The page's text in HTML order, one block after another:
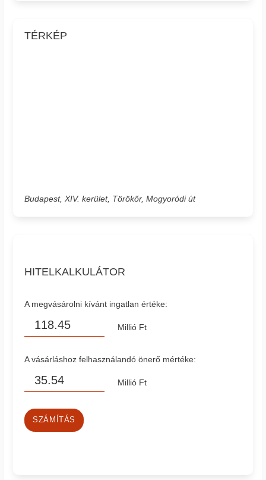
TÉRKÉP
Budapest, XIV. kerület, Törökőr, Mogyoródi út
HITELKALKULÁTOR
A megvásárolni kívánt ingatlan értéke:
Millió Ft
A vásárláshoz felhasználandó önerő mértéke:
Millió Ft
SZÁMÍTÁS